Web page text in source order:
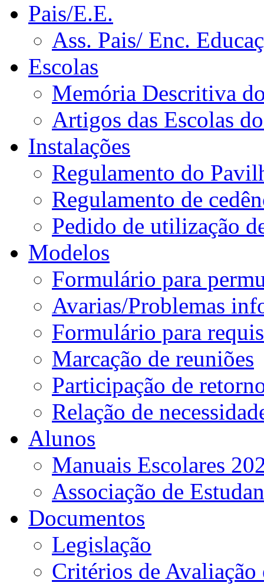
Pais/E.E.
Ass. Pais/ Enc.
Escolas
Memória Descritiva
Artigos das Escolas
Instalações
Regulamento do
Regulamento de
Pedido de utilização
Modelos
Formulário para
Avarias/Problemas
Formulário para
Marcação de reuniões
Participação de
Relação de
Alunos
Manuais Escolares
Associação de
Documentos
Legislação
Critérios de